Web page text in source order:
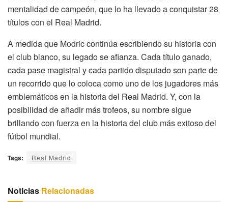
mentalidad de campeón, que lo ha llevado a conquistar 28
títulos con el Real Madrid.
A medida que Modric continúa escribiendo su historia con
el club blanco, su legado se afianza. Cada título ganado,
cada pase magistral y cada partido disputado son parte de
un recorrido que lo coloca como uno de los jugadores más
emblemáticos en la historia del Real Madrid. Y, con la
posibilidad de añadir más trofeos, su nombre sigue
brillando con fuerza en la historia del club más exitoso del
fútbol mundial.
Tags: Real Madrid
Noticias Relacionadas